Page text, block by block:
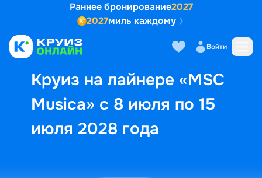
Раннее бронирование2027
2027миль каждому
Войти
Круиз на лайнере «MSC
Musica» с 8 июля по 15
июля 2028 года
Выбор кают Маршрут и